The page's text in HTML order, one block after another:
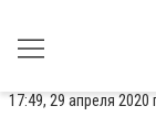
17:49, 29 апреля 2020